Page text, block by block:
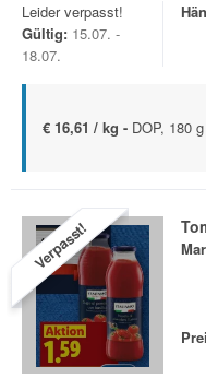
Leider verpasst!
Gültig: 15.07. -
18.07.
€ 16,61 / kg - DOP, 180 g
Verpasst!